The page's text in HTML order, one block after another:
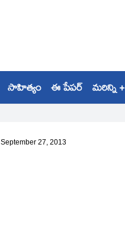
సాహిత్యం ఈ పేపర్ మరిన్ని +
September 27, 2013